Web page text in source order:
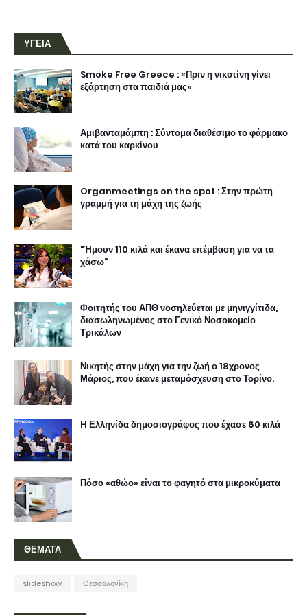
ΥΓΕΙΑ
Smoke Free Greece : «Πριν η νικοτίνη γίνει
εξάρτηση στα παιδιά μας»
Αμιβανταμάμπη : Σύντομα διαθέσιμο το φάρμακο
κατά του καρκίνου
Organmeetings on the spot : Στην πρώτη
γραμμή για τη μάχη της ζωής
"Ήμουν 110 κιλά και έκανα επέμβαση για να τα
χάσω"
Φοιτητής του ΑΠΘ νοσηλεύεται με μηνιγγίτιδα,
διασωληνωμένος στο Γενικό Νοσοκομείο
Τρικάλων
Νικητής στην μάχη για την ζωή ο 18χρονος
Μάριος, που έκανε μεταμόσχευση στο Τορίνο.
H Ελληνίδα δημοσιογράφος που έχασε 60 κιλά
Πόσο «αθώο» είναι το φαγητό στα μικροκύματα
ΘΕΜΑΤΑ
slideshow Θεσσαλονίκη